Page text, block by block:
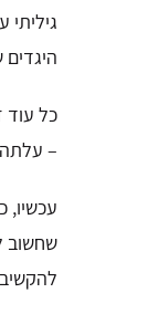
גיליתי
כל
– עלתה
עכשיו,
שחשוב